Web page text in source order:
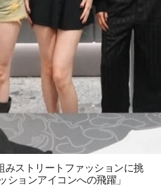
みストリートファッションに挑
ションアイコンへの飛躍」